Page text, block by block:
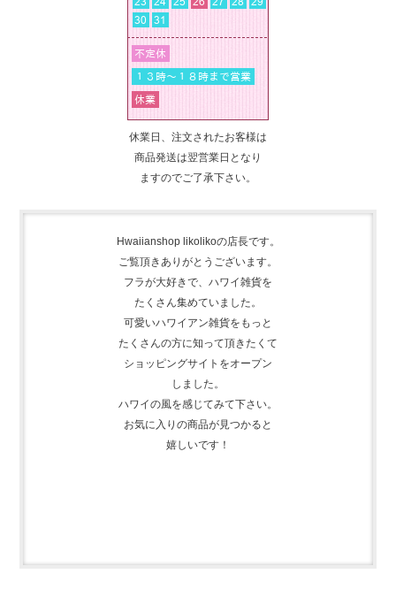
休業日、注文されたお客様は
商品発送は翌営業日となり
ますのでご了承下さい。
Hwaiianshop likolikoの店長です。
ご覧頂きありがとうございます。
フラが大好きで、 ハワイ雑貨を
たくさん集めていました。
可愛いハワイアン雑貨をもっと
たくさんの方に知って頂きたくて
ショッピングサイトをオープン
しました。
ハワイの風を感じてみて下さい。
お気に入りの商品が見つかると
嬉しいです！